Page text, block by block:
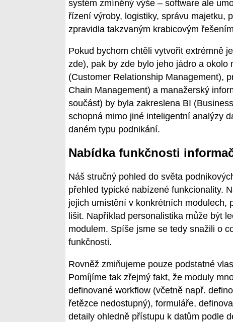
systém zmíněný výše – software ale
řízení výroby, logistiky, správu majetku,
zpravidla takzvaným krabicovým
Pokud bychom chtěli vytvořit extrémně
zde), pak by zde bylo jeho jádro a
(Customer Relationship Management),
Chain Management) a manažerský
součást) by byla zakreslena BI
schopná mimo jiné inteligentní analýzy
daném typu podnikání.
Nabídka funkčnosti
Náš stručný pohled do světa
přehled typické nabízené funkcionality.
jejich umístění v konkrétních modulech,
lišit. Například personalistika může být
modulem. Spíše jsme se tedy snažili o
funkčnosti.
Rovněž zmiňujeme pouze podstatné
Pomíjíme tak zřejmý fakt, že moduly
definované workflow (včetně např.
řetězce nedostupný), formuláře,
detaily ohledně přístupu k datům podle